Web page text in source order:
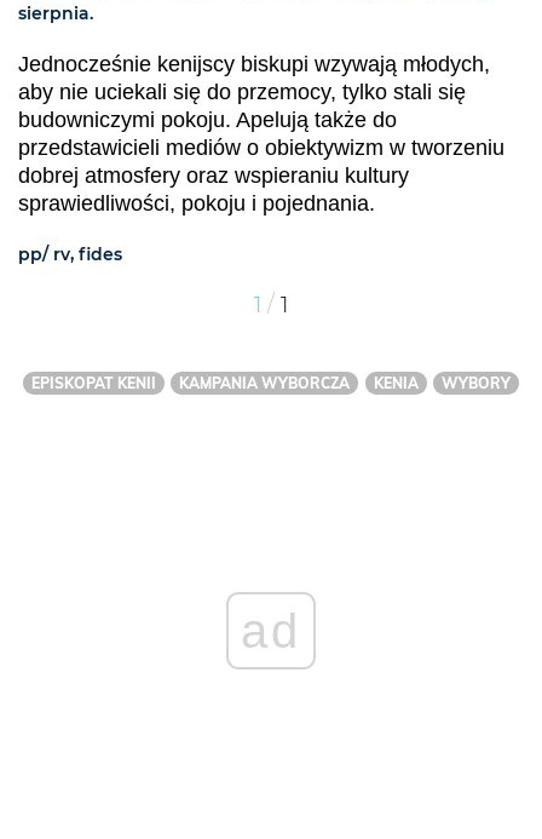
sierpnia.
Jednocześnie kenijscy biskupi wzywają młodych,
aby nie uciekali się do przemocy, tylko stali się
budowniczymi pokoju. Apelują także do
przedstawicieli mediów o obiektywizm w tworzeniu
dobrej atmosfery oraz wspieraniu kultury
sprawiedliwości, pokoju i pojednania.
pp/ rv, fides
1 / 1
EPISKOPAT KENII KAMPANIA WYBORCZA KENIA WYBORY
ad